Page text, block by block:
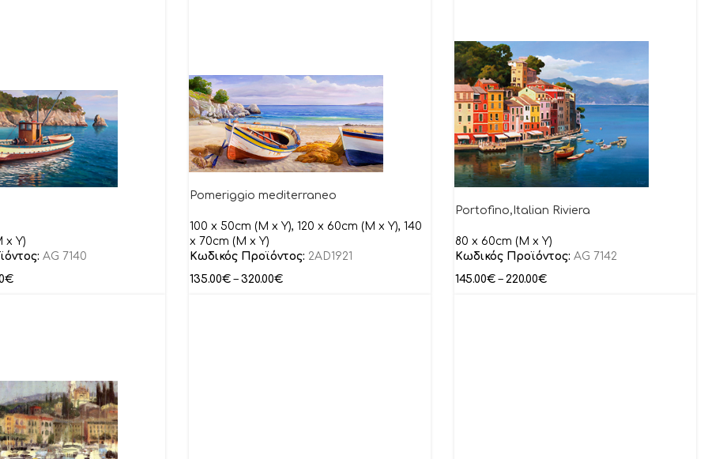
x Y)
AG 7140
€
Pomeriggio mediterraneo
100 x 50cm (M x Y), 120 x 60cm (M x Y), 140
x 70cm (M x Y)
Κωδικός Προϊόντος: 2AD1921
135.00€ – 320.00€
Portofino,Italian Riviera
80 x 60cm (M x Y)
Κωδικός Προϊόντος: AG 7142
145.00€ – 220.00€